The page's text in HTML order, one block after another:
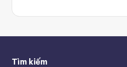
Tìm kiếm